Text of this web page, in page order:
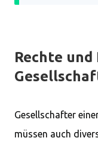
Rechte
Gesellschafter
müssen auch